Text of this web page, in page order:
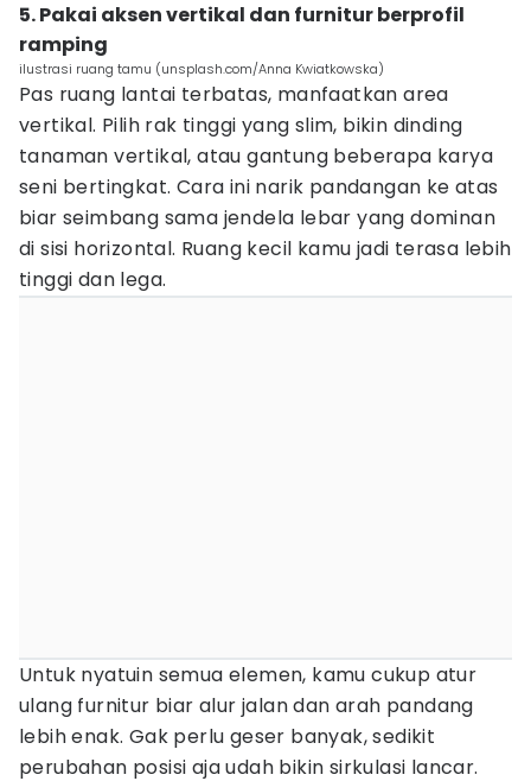
5. Pakai aksen vertikal dan furnitur berprofil
ramping
ilustrasi ruang tamu (unsplash.com/Anna Kwiatkowska)
Pas ruang lantai terbatas, manfaatkan area
vertikal. Pilih rak tinggi yang slim, bikin dinding
tanaman vertikal, atau gantung beberapa karya
seni bertingkat. Cara ini narik pandangan ke atas
biar seimbang sama jendela lebar yang dominan
di sisi horizontal. Ruang kecil kamu jadi terasa lebih
tinggi dan lega.
Untuk nyatuin semua elemen, kamu cukup atur
ulang furnitur biar alur jalan dan arah pandang
lebih enak. Gak perlu geser banyak, sedikit
perubahan posisi aja udah bikin sirkulasi lancar.